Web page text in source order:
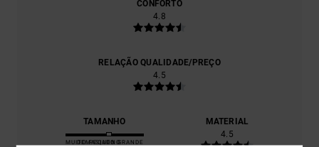
CONFORTO
4.8
RELAÇÃO QUALIDADE/PREÇO
4.5
TAMANHO
MUITO PEQUENO
DEMASIADO GRANDE
MATERIAL
4.5